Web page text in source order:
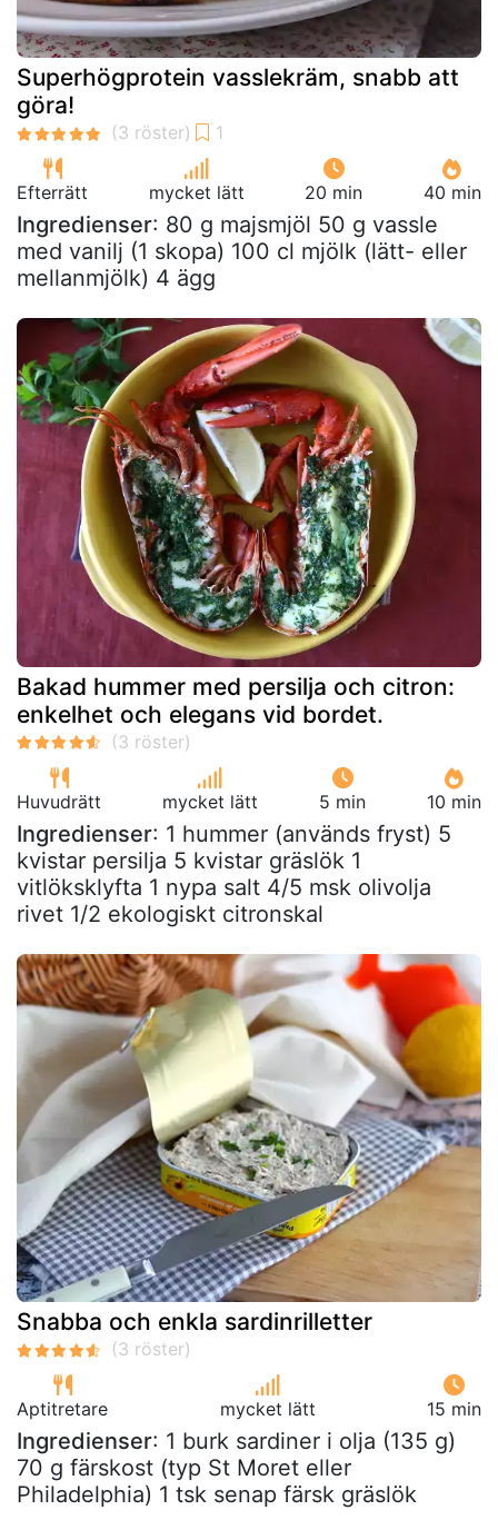
Superhögprotein vasslekräm, snabb att
göra!
Efterrätt mycket lätt 20 min 40 min
Ingredienser: 80 g majsmjöl 50 g vassle
med vanilj (1 skopa) 100 cl mjölk (lätt- eller
mellanmjölk) 4 ägg
Bakad hummer med persilja och citron:
enkelhet och elegans vid bordet.
Huvudrätt mycket lätt 5 min 10 min
Ingredienser: 1 hummer (används fryst) 5
kvistar persilja 5 kvistar gräslök 1
vitlöksklyfta 1 nypa salt 4/5 msk olivolja
rivet 1/2 ekologiskt citronskal
Snabba och enkla sardinrilletter
Aptitretare mycket lätt 15 min
Ingredienser: 1 burk sardiner i olja (135 g)
70 g färskost (typ St Moret eller
Philadelphia) 1 tsk senap färsk gräslök